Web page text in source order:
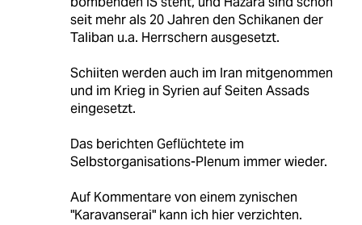
seit mehr als 20 Jahren den Schikanen der
Taliban u.a. Herrschern ausgesetzt.
Schiiten werden auch im Iran mitgenommen
und im Krieg in Syrien auf Seiten Assads
eingesetzt.
Das berichten Geflüchtete im
Selbstorganisations-Plenum immer wieder.
Auf Kommentare von einem zynischen
"Karavanserai" kann ich hier verzichten.